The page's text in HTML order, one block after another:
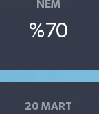
NEM
%70
20 MART